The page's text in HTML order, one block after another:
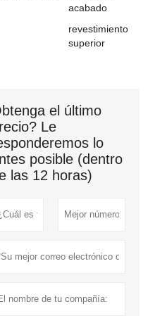
acabado
revestimiento
superior
el último
Le
lo
posible (dentro
las 12 horas)